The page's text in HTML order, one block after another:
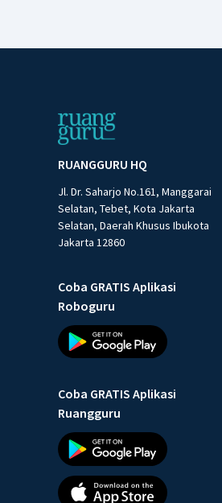
RUANGGURU HQ
Jl. Dr. Saharjo No.161, Manggarai
Selatan, Tebet, Kota Jakarta
Selatan, Daerah Khusus Ibukota
Jakarta 12860
Coba GRATIS Aplikasi
Roboguru
Coba GRATIS Aplikasi
Ruangguru